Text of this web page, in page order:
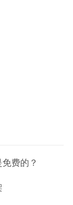
费的？